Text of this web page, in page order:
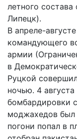
летного
Липецк).
В апреле-
командующего
армии
в
Руцкой
ночью. 4
бомбардировки
моджахедов был
погони попал в